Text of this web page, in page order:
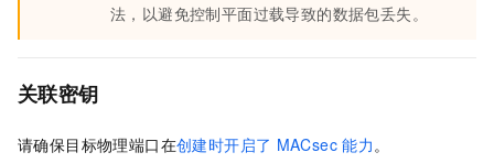
法，以避免控制平面过载导致的数据包丢失。
关联密钥
请确保目标物理端口在创建时开启了 MACsec 能力。